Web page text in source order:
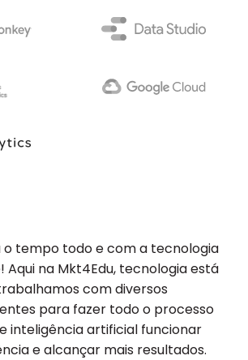
o tempo todo e com a tecnologia
Aqui na Mkt4Edu, tecnologia está
com diversos
para fazer todo o processo
inteligência artificial funcionar
e alcançar mais resultados.